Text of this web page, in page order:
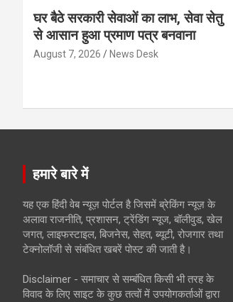
घर बैठे सरकारी सेवाओं का लाभ, सेवा सेतु
से आसान हुआ प्रमाण पत्र बनवाना
August 7, 2026 News Desk
हमारे बारे में
यह एक हिंदी वेब न्यूज़ पोर्टल है जिसमें ब्रेकिंग न्यूज़ के
अलावा राजनीति, प्रशासन, ट्रेंडिंग न्यूज, बॉलीवुड, खेल
जगत, लाइफस्टाइल, बिजनेस, सेहत, ब्यूटी, रोजगार तथा
टेक्नोलॉजी से संबंधित खबरें पोस्ट की जाती है।
Disclaimer - समाचार से सम्बंधित किसी भी तरह के
विवाद के लिए साइट के कुछ तत्वों में उपयोगकर्ताओं द्वारा